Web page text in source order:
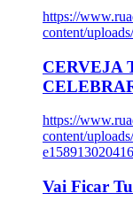
https://
content/
CERVEJA
https://
content/
Vai Ficar